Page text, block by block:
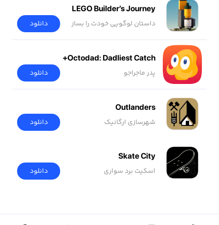
LEGO Builder’s Journey
داستان لوگویی خودت را بساز دانلود
Octodad: Dadliest Catch+
پدر ماجراجو دانلود
Outlanders
شهرسازی ارگانیک دانلود
Skate City
اسکیت برد سواری دانلود